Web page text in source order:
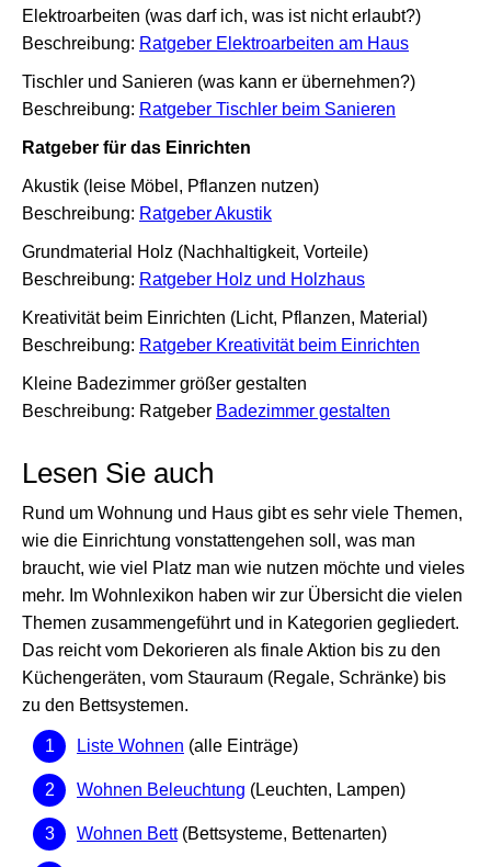
Elektroarbeiten (was darf ich, was ist nicht erlaubt?)
Beschreibung: Ratgeber Elektroarbeiten am Haus
Tischler und Sanieren (was kann er übernehmen?)
Beschreibung: Ratgeber Tischler beim Sanieren
Ratgeber für das Einrichten
Akustik (leise Möbel, Pflanzen nutzen)
Beschreibung: Ratgeber Akustik
Grundmaterial Holz (Nachhaltigkeit, Vorteile)
Beschreibung: Ratgeber Holz und Holzhaus
Kreativität beim Einrichten (Licht, Pflanzen, Material)
Beschreibung: Ratgeber Kreativität beim Einrichten
Kleine Badezimmer größer gestalten
Beschreibung: Ratgeber Badezimmer gestalten
Lesen Sie auch
Rund um Wohnung und Haus gibt es sehr viele Themen,
wie die Einrichtung vonstattengehen soll, was man
braucht, wie viel Platz man wie nutzen möchte und vieles
mehr. Im Wohnlexikon haben wir zur Übersicht die vielen
Themen zusammengeführt und in Kategorien gegliedert.
Das reicht vom Dekorieren als finale Aktion bis zu den
Küchengeräten, vom Stauraum (Regale, Schränke) bis
zu den Bettsystemen.
Liste Wohnen (alle Einträge)
Wohnen Beleuchtung (Leuchten, Lampen)
Wohnen Bett(Bettsysteme, Bettenarten)